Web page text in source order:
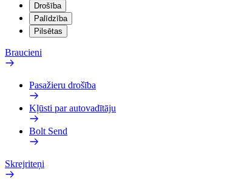
Drošība
Palīdzība
Pilsētas
Braucieni
Pasažieru drošība
Kļūsti par autovadītāju
Bolt Send
Skrejriteņi